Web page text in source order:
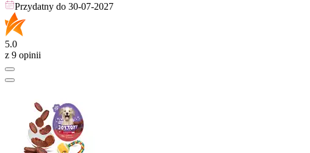
Przydatny do 30-07-2027
5.0
z 9 opinii